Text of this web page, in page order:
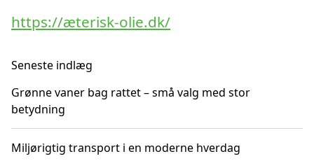
https://æterisk-olie.dk/
Seneste indlæg
Grønne vaner bag rattet – små valg med stor
betydning
Miljørigtig transport i en moderne hverdag